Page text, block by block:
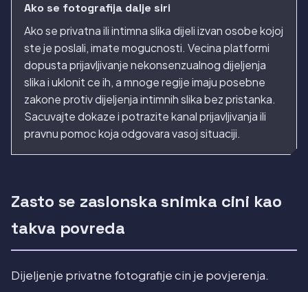
Ako se fotografija dalje siri
Ako se privatna ili intimna slika dijeli izvan osobe kojoj
ste je poslali, imate mogucnosti. Vecina platformi
dopusta prijavljivanje nekonsenzualnog dijeljenja
slika i uklonit ce ih, a mnoge regije imaju posebne
zakone protiv dijeljenja intimnih slika bez pristanka.
Sacuvajte dokaze i potrazite kanal prijavljivanja ili
pravnu pomoc koja odgovara vasoj situaciji.
Zasto se zaslonska snimka cini kao
takva povreda
Dijeljenje privatne fotografije cin je povjerenja.